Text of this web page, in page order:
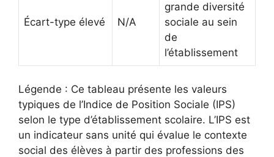
Écart-type élevé N/A
grande diversité
sociale au sein
de
l’établissement
Légende : Ce tableau présente les valeurs
typiques de l’Indice de Position Sociale (IPS)
selon le type d’établissement scolaire. L’IPS est
un indicateur sans unité qui évalue le contexte
social des élèves à partir des professions des